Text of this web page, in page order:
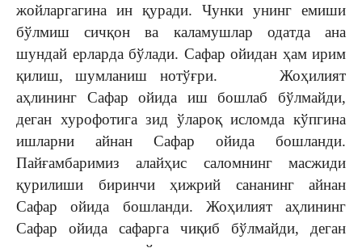
жойларгагина ин қуради. Чунки унинг емиши
бўлмиш сичқон ва каламушлар одатда ана
шундай ерларда бўлади. Сафар ойидан ҳам ирим
қилиш, шумланиш нотўғри. Жоҳилият
аҳлининг Сафар ойида иш бошлаб бўлмайди,
деган хурофотига зид ўлароқ исломда кўпгина
ишларни айнан Сафар ойида бошланди.
Пайғамбаримиз алайҳис саломнинг масжиди
қурилиши биринчи ҳижрий сананинг айнан
Сафар ойида бошланди. Жоҳилият аҳлининг
Сафар ойида сафарга чиқиб бўлмайди, деган